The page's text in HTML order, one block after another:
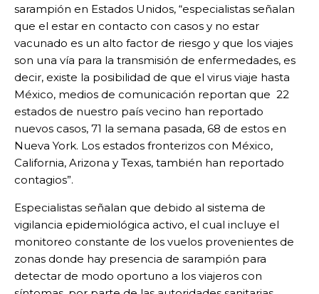
sarampión en Estados Unidos, “especialistas señalan
que el estar en contacto con casos y no estar
vacunado es un alto factor de riesgo y que los viajes
son una vía para la transmisión de enfermedades, es
decir, existe la posibilidad de que el virus viaje hasta
México, medios de comunicación reportan que 22
estados de nuestro país vecino han reportado
nuevos casos, 71 la semana pasada, 68 de estos en
Nueva York. Los estados fronterizos con México,
California, Arizona y Texas, también han reportado
contagios”.
Especialistas señalan que debido al sistema de
vigilancia epidemiológica activo, el cual incluye el
monitoreo constante de los vuelos provenientes de
zonas donde hay presencia de sarampión para
detectar de modo oportuno a los viajeros con